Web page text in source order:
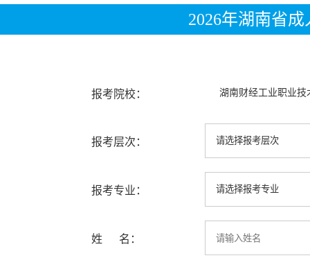
2026年湖南省
报考院校： 湖南财经工业职业技
报考层次：
报考专业：
姓 名：